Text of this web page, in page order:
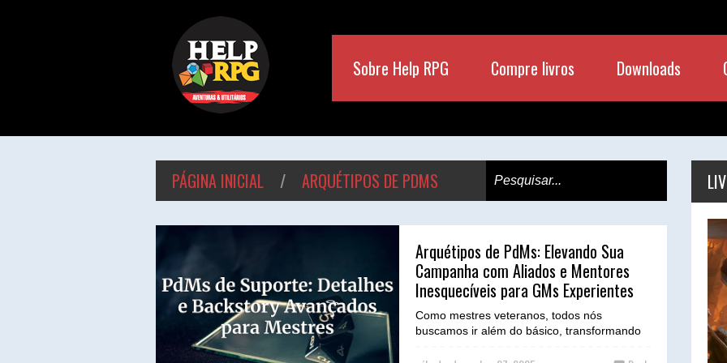
Sobre Help RPG Compre livros Downloads
PÁGINA INICIAL / ARQUÉTIPOS DE PDMS
Arquétipos de PdMs: Elevando Sua
Campanha com Aliados e Mentores
Inesquecíveis para GMs Experientes
Como mestres veteranos, todos nós
buscamos ir além do básico, transformando